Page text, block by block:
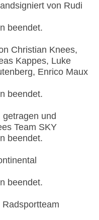
von Rudi
beendet.
Christian Knees,
Kappes, Luke
Enrico Maux
beendet.
getragen und
Team SKY
beendet.
beendet.